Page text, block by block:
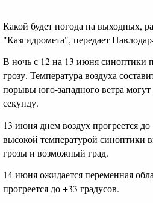
Какой будет погода на выходных,
"Казгидромета", передает
В ночь с 12 на 13 июня синоптики
грозу. Температура воздуха
порывы юго-западного ветра могут
секунду.
13 июня днем воздух прогреется
высокой температурой синоптики
грозы и возможный град.
14 июня ожидается переменная
прогреется до +33 градусов.